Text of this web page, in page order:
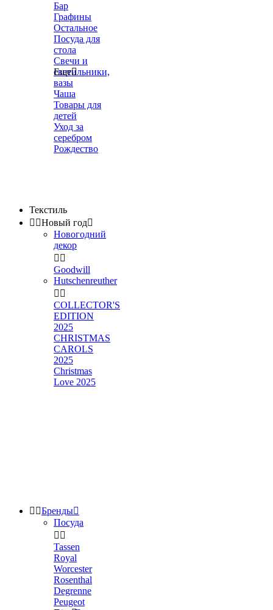
Бар
Графины
Остальное
Посуда для
стола
Свечи и
светильники,
вазы
Чаша
Товары для
детей
Уход за
серебром
Рождество
Еще
Текстиль
 Новый год
Новогодний
декор
 
Goodwill
Hutschenreuther
 
COLLECTOR'S
EDITION
2025
CHRISTMAS
CAROLS
2025
Christmas
Love 2025
 Бренды
Посуда
 
Tassen
Royal
Worcester
Rosenthal
Degrenne
Peugeot